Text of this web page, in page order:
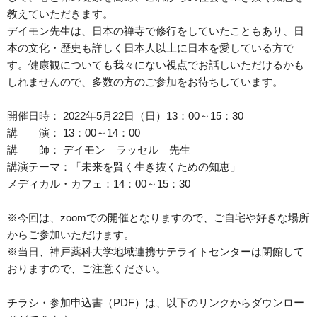
教えていただきます。
デイモン先生は、日本の禅寺で修行をしていたこともあり、日
本の文化・歴史も詳しく日本人以上に日本を愛している方で
す。健康観についても我々にない視点でお話しいただけるかも
しれませんので、多数の方のご参加をお待ちしています。
開催日時： 2022年5月22日（日）13：00～15：30
講 演： 13：00～14：00
講 師： デイモン ラッセル 先生
講演テーマ：「未来を賢く生き抜くための知恵」
メディカル・カフェ：14：00～15：30
※今回は、zoomでの開催となりますので、ご自宅や好きな場所
からご参加いただけます。
※当日、神戸薬科大学地域連携サテライトセンターは閉館して
おりますので、ご注意ください。
チラシ・参加申込書（PDF）は、以下のリンクからダウンロー